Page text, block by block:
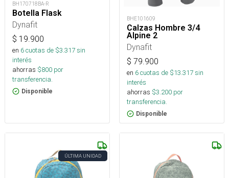
BH170718BA-R
Botella Flask
Dynafit
$ 19.900
en 6cuotas de $3.317sin
interés
ahorras $800 por
transferencia.
Disponible
BHE101609
Calzas Hombre 3/4
Alpine 2
Dynafit
$ 79.900
en 6cuotas de $13.317sin
interés
ahorras $3.200 por
transferencia.
Disponible
ÚLTIMA UNIDAD